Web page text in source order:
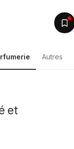
Autres
et